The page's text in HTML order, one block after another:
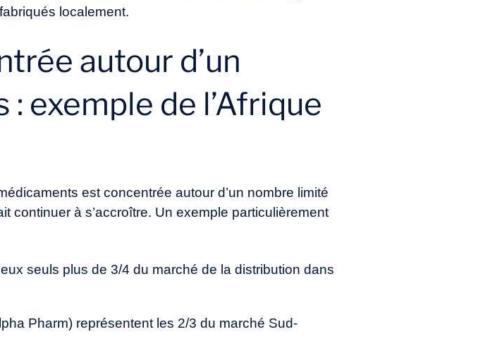
localement.
autour d’un
exemple de l’Afrique
est concentrée autour d’un nombre limité
continuer à s’accroître. Un exemple particulièrement
seuls plus de 3/4 du marché de la distribution dans
Pharm) représentent les 2/3 du marché Sud-